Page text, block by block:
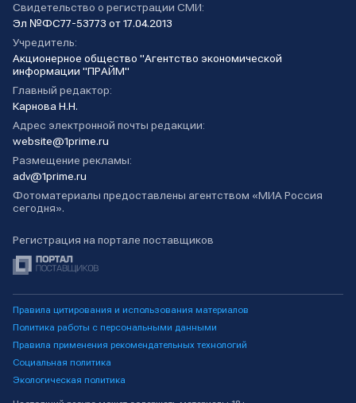
Свидетельство о регистрации СМИ:
Эл №ФС77-53773 от 17.04.2013
Учредитель:
Акционерное общество "Агентство экономической
информации "ПРАЙМ"
Главный редактор:
Карнова Н.Н.
Адрес электронной почты редакции:
website@1prime.ru
Размещение рекламы:
adv@1prime.ru
Фотоматериалы предоставлены агентством «МИА Россия
сегодня».
Регистрация на портале поставщиков
Правила цитирования и использования материалов
Политика работы с персональными данными
Правила применения рекомендательных технологий
Социальная политика
Экологическая политика